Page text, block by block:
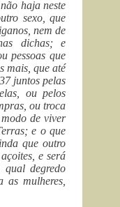
haja neste
sexo, que
nem de
dichas; e
pessoas que
mais, que até
juntos pelas
ou pelos
ou troca
de viver
e o que
que outro
e será
degredo
mulheres,